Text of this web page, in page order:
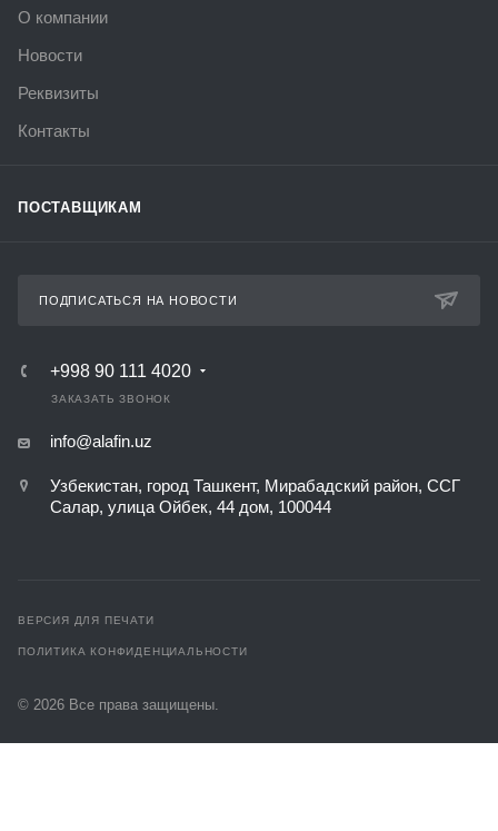
О компании
Новости
Реквизиты
Контакты
ПОСТАВЩИКАМ
ПОДПИСАТЬСЯ НА НОВОСТИ
+998 90 111 4020
ЗАКАЗАТЬ ЗВОНОК
info@alafin.uz
Узбекистан, город Ташкент, Мирабадский район, ССГ
Салар, улица Ойбек, 44 дом, 100044
ВЕРСИЯ ДЛЯ ПЕЧАТИ
ПОЛИТИКА КОНФИДЕНЦИАЛЬНОСТИ
© 2026 Все права защищены.